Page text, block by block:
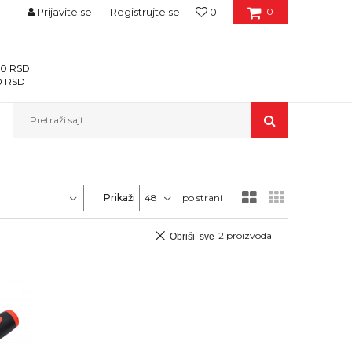
0
0
Prijavite se Registrujte se
RSD
RSD
Pretraži sajt
Prikaži po strani
2 proizvoda
Obriši sve